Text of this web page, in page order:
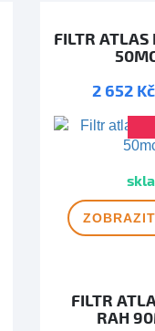
FILTR ATLAS
2 652 Kč
ZOBRAZIT
FILTR
RAH